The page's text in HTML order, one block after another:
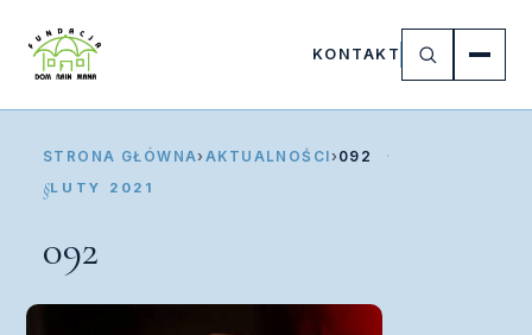
KONTAKT
STRONA GŁÓWNA› AKTUALNOŚCI › 092
LUTY 2021
092